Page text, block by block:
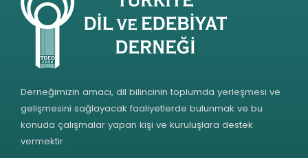
Derneğimizin amacı, dil bilincinin toplumda yerleşmesi ve
gelişmesini sağlayacak faaliyetlerde bulunmak ve bu
konuda çalışmalar yapan kişi ve kuruluşlara destek
vermektir.